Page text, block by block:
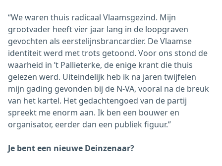
“We waren thuis radicaal Vlaamsgezind. Mijn
grootvader heeft vier jaar lang in de loopgraven
gevochten als eerstelijnsbrancardier. De Vlaamse
identiteit werd met trots getoond. Voor ons stond de
waarheid in ’t Pallieterke, de enige krant die thuis
gelezen werd. Uiteindelijk heb ik na jaren twijfelen
mijn gading gevonden bij de N-VA, vooral na de breuk
van het kartel. Het gedachtengoed van de partij
spreekt me enorm aan. Ik ben een bouwer en
organisator, eerder dan een publiek figuur.”
Je bent een nieuwe Deinzenaar?